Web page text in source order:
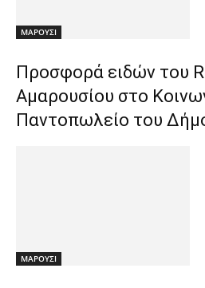
ΜΑΡΟΥΣΙ
Προσφορά ειδών του
Αμαρουσίου στο
Παντοπωλείο του
ΜΑΡΟΥΣΙ